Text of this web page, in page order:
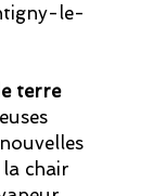
le-
terre
chair